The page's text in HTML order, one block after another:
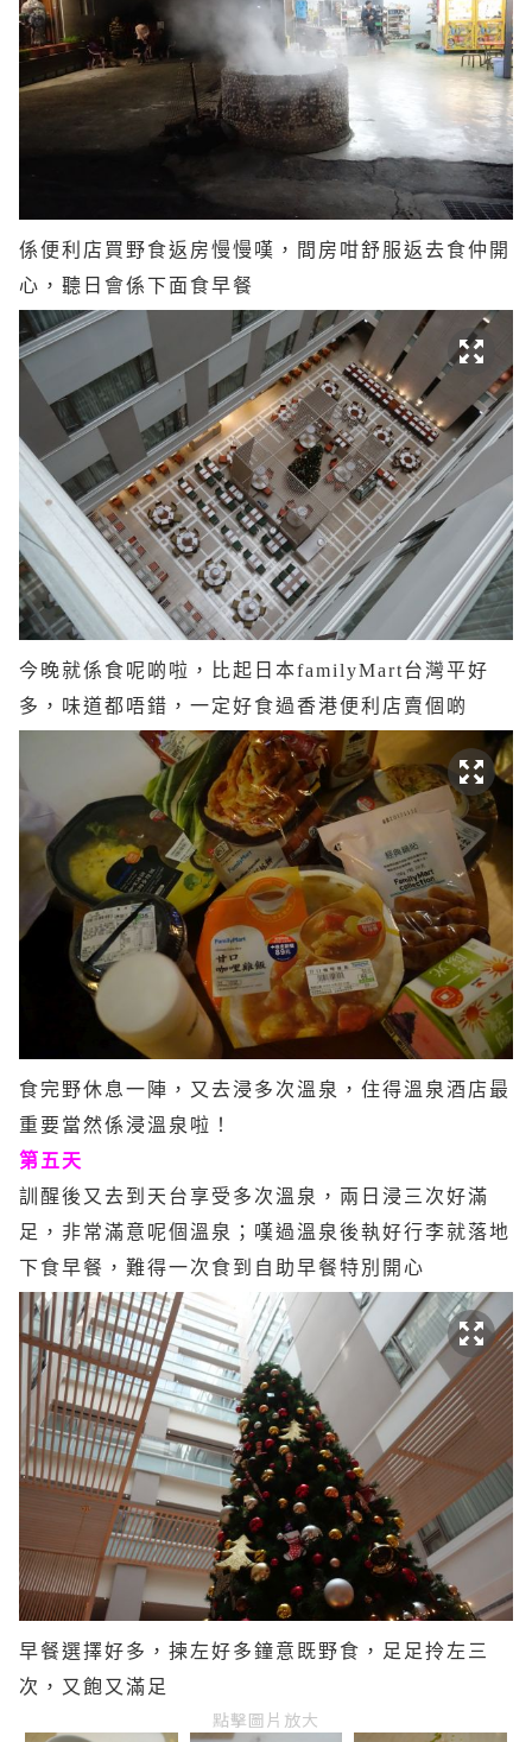
係便利店買野食返房慢慢嘆，間房咁舒服返去食仲開
心，聽日會係下面食早餐
今晚就係食呢啲啦，比起日本familyMart台灣平好
多，味道都唔錯，一定好食過香港便利店賣個啲
食完野休息一陣，又去浸多次溫泉，住得溫泉酒店最
重要當然係浸溫泉啦！
第五天
訓醒後又去到天台享受多次溫泉，兩日浸三次好滿
足，非常滿意呢個溫泉；嘆過溫泉後執好行李就落地
下食早餐，難得一次食到自助早餐特別開心
早餐選擇好多，揀左好多鐘意既野食，足足拎左三
次，又飽又滿足
點擊圖片放大